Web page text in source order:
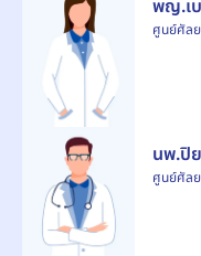
พญ.เ
ศูนย์ศัล
นพ.ปิ
ศูนย์ศัล